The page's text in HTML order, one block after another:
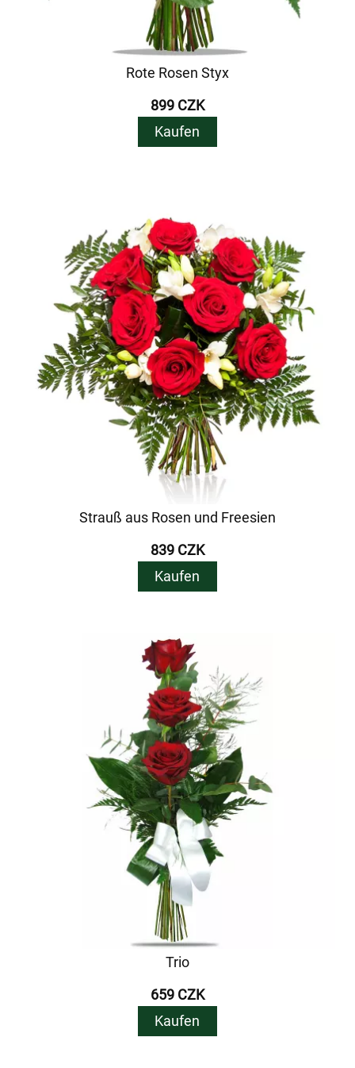
Rote Rosen Styx
899 CZK
Kaufen
Strauß aus Rosen und Freesien
839 CZK
Kaufen
Trio
659 CZK
Kaufen